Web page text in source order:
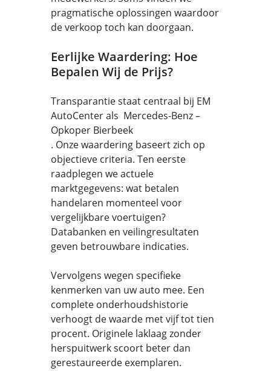
pragmatische oplossingen waardoor
de verkoop toch kan doorgaan.
Eerlijke Waardering: Hoe
Bepalen Wij de Prijs?
Transparantie staat centraal bij EM
AutoCenter als Mercedes-Benz –
Opkoper Bierbeek
. Onze waardering baseert zich op
objectieve criteria. Ten eerste
raadplegen we actuele
marktgegevens: wat betalen
handelaren momenteel voor
vergelijkbare voertuigen?
Databanken en veilingresultaten
geven betrouwbare indicaties.
Vervolgens wegen specifieke
kenmerken van uw auto mee. Een
complete onderhoudshistorie
verhoogt de waarde met vijf tot tien
procent. Originele laklaag zonder
herspuitwerk scoort beter dan
gerestaureerde exemplaren.